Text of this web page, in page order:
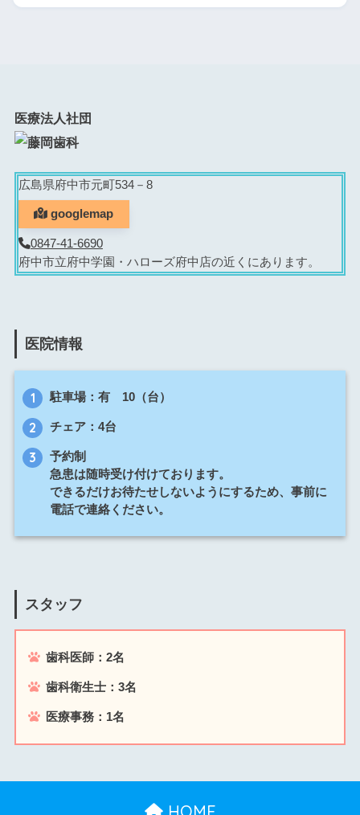
医療法人社団
広島県府中市元町534－8
googlemap
0847-41-6690
府中市立府中学園・ハローズ府中店の近くにあります。
医院情報
駐車場：有 10（台）
チェア：4台
予約制
急患は随時受け付けております。
できるだけお待たせしないようにするため、事前に
電話で連絡ください。
スタッフ
歯科医師：2名
歯科衛生士：3名
医療事務：1名